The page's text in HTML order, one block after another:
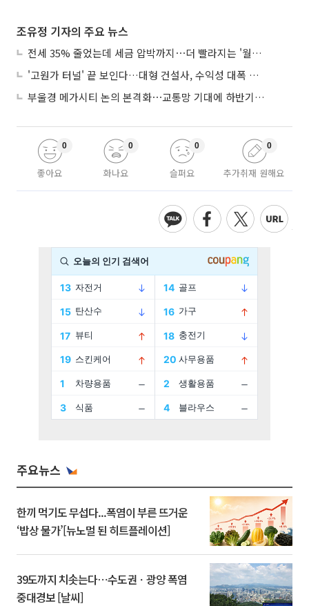
조유정 기자의 주요 뉴스
전세 35% 줄었는데 세금 압박까지⋯더 빨라지는 '월세화'
'고원가 터널' 끝 보인다…대형 건설사, 수익성 대폭 개선
부울경 메가시티 논의 본격화⋯교통망 기대에 하반기 분양시장 '주목'
좋아요
0
화나요
0
슬퍼요
0
추가취재 원해요
0
주요뉴스
한끼 먹기도 무섭다...폭염이 부른 뜨거운
‘밥상 물가’[뉴노멀 된 히트플레이션]
39도까지 치솟는다⋯수도권ㆍ광양 폭염
중대경보 [날씨]